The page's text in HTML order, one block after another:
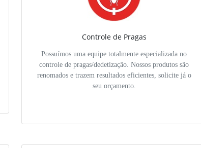
Controle de Pragas
Possuímos uma equipe totalmente especializada no
controle de pragas/dedetização. Nossos produtos são
renomados e trazem resultados eficientes, solicite já o
seu orçamento.